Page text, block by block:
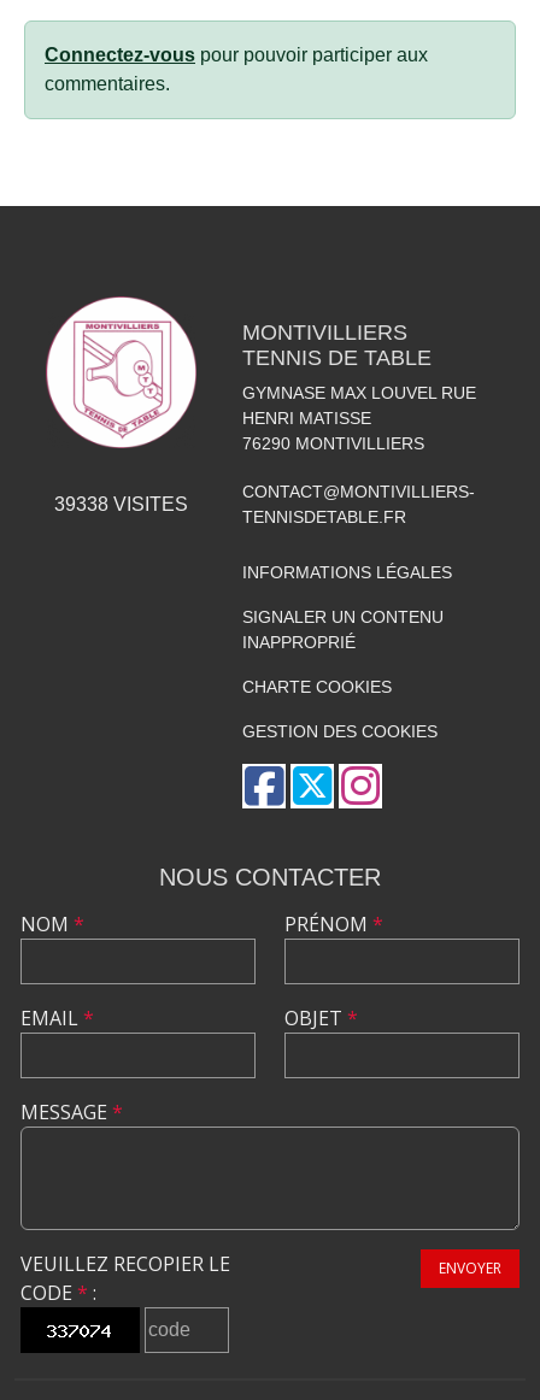
Connectez-vous pour pouvoir participer aux
commentaires.
39338VISITES
MONTIVILLIERS
TENNIS DE TABLE
GYMNASE MAX LOUVEL RUE
HENRI MATISSE
76290 MONTIVILLIERS
CONTACT@MONTIVILLIERS-
TENNISDETABLE.FR
INFORMATIONS LÉGALES
SIGNALER UN CONTENU
INAPPROPRIÉ
CHARTE COOKIES
GESTION DES COOKIES
NOUS CONTACTER
NOM *
EMAIL*
PRÉNOM *
OBJET *
MESSAGE *
VEUILLEZ RECOPIER LE
CODE * :
ENVOYER